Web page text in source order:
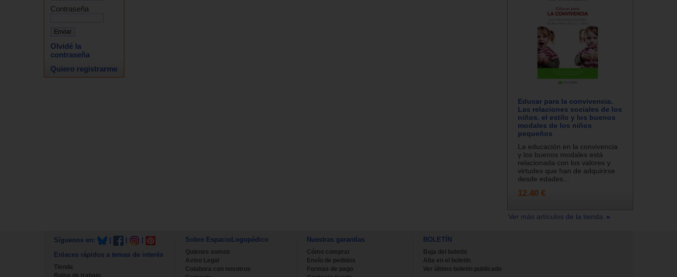
Contraseña
Olvidé la
contraseña
Quiero registrarme
Educar para la convivencia.
Las relaciones sociales de los
niños. el estilo y los buenos
modales de los niños
pequeños
La educación en la convivencia
y los buenos modales está
relacionada con los valores y
virtudes que han de adquirirse
desde edades...
12.40 €
Ver más artículos de la tienda
Síguenos en:
Enlaces rápidos a temas de interés
Tienda
Bolsa de trabajo
Sobre EspacioLogopédico
Quienes somos
Aviso Legal
Colabora con nosotros
Nuestras garantías
Cómo comprar
Envío de pedidos
Formas de pago
BOLETÍN
Baja del boletin
Alta en el boletin
Ver último boletin publicado